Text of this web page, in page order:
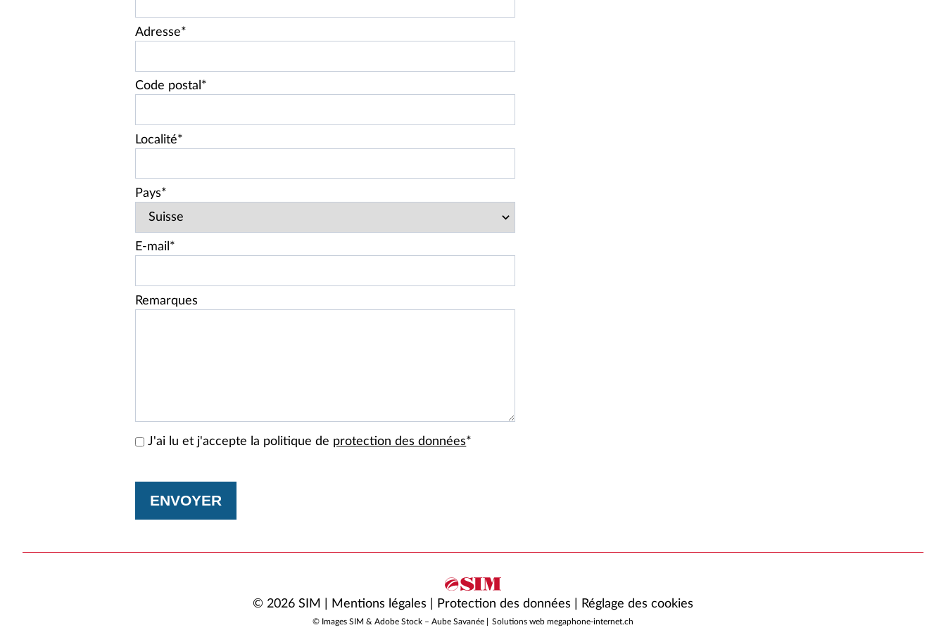
Adresse*
Code postal*
Localité*
Pays*
E-mail*
Remarques
J'ai lu et j'accepte la politique de protection des données*
ENVOYER
© 2026 SIM | Mentions légales Protection des données Réglage des cookies
© Images SIM & Adobe Stock – Aube Savanée | Solutions web megaphone-internet.ch